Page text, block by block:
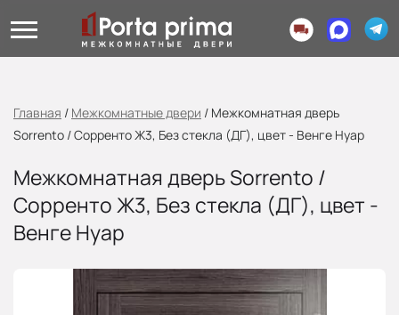
Главная / Межкомнатные двери / Межкомнатная дверь
Sorrento / Сорренто Ж3, Без стекла (ДГ), цвет - Венге Нуар
Межкомнатная дверь Sorrento /
Сорренто Ж3, Без стекла (ДГ), цвет -
Венге Нуар